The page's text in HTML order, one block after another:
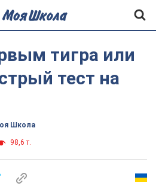
тигра или
тест на
Школа
98,6 т.